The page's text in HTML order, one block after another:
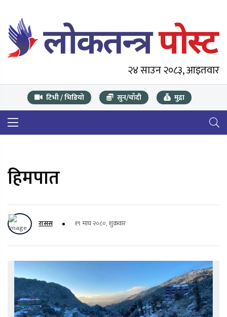
२४ साउन २०८३, आइतवार
टिभी / भिडियो सुन/चाँदी मुद्रा
हिमपात
रासस १९ माघ २०८०, शुक्रवार